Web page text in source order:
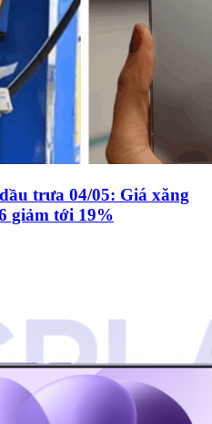
trưa 04/05: Giá xăng
giảm tới 19%